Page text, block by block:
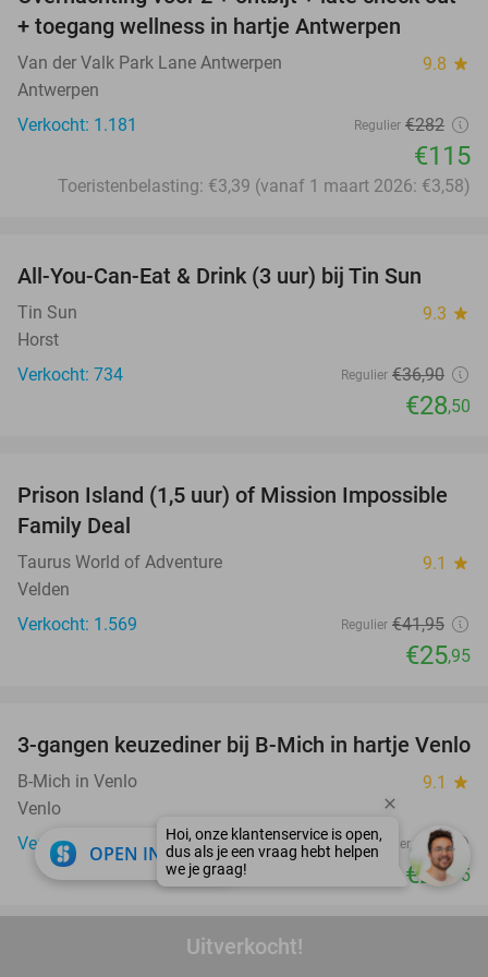
Uitverkocht!
+ toegang wellness in hartje Antwerpen
Van der Valk Park Lane Antwerpen 9.8 star
Antwerpen
Verkocht: 1.181
Regulier €282
€115
Toeristenbelasting: €3,39 (vanaf 1 maart 2026: €3,58)
All-You-Can-Eat & Drink (3 uur) bij Tin Sun
Tin Sun 9.3 star
Horst
Verkocht: 734
Regulier €36,90
€28,50
38%
Prison Island (1,5 uur) of Mission Impossible
Family Deal
Taurus World of Adventure 9.1 star
Velden
Verkocht: 1.569
Regulier €41,95
€25,95
26%
3-gangen keuzediner bij B-Mich in hartje Venlo
B-Mich in Venlo 9.1 star
Venlo
Verkocht: 143
Regulier €35
€25,95
OPEN IN APP close